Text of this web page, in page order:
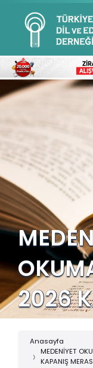
2026
Anasayfa
MEDENİYET
KAPANIŞ